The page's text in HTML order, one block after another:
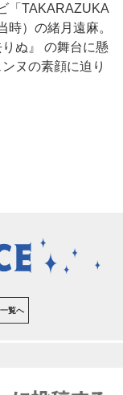
「TAKARAZUKA
）の緒月遠麻。
ぬ』 の舞台に懸
ヌの素顔に迫り
覧へ